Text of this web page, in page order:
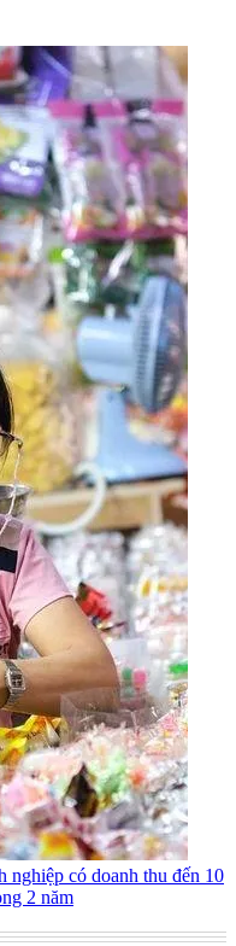
nghiệp có doanh thu đến 10
2 năm